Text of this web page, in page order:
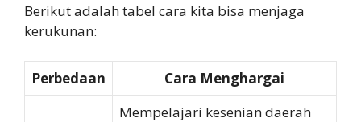
Berikut adalah tabel cara kita bisa menjaga
kerukunan:
Perbedaan Cara Menghargai
Mempelajari kesenian daerah